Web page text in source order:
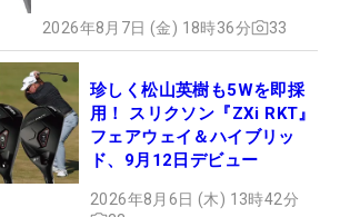
2026年8月7日 (金) 18時36分 33
珍しく松山英樹も5Wを即採
用！ スリクソン『ZXi RKT』
フェアウェイ＆ハイブリッ
ド、9月12日デビュー
2026年8月6日 (木) 13時42分